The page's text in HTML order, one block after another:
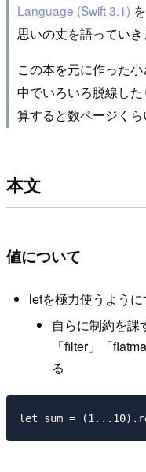
Language (Swift 3.1)
思いの丈を語っていき
この本を元に作った
中でいろいろ脱線し
算すると数ページくら
本文
値について
letを極力使うように
自らに制約を課
「filter」「
る